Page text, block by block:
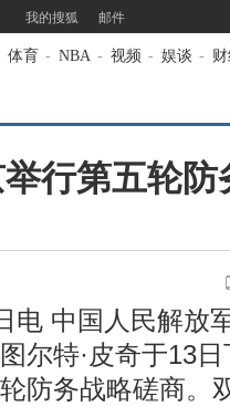
我的搜狐 邮件
体育 - NBA - 视频 - 娱谈 -
行第五轮防
中国人民解放
尔特·皮奇于13
防务战略磋商。